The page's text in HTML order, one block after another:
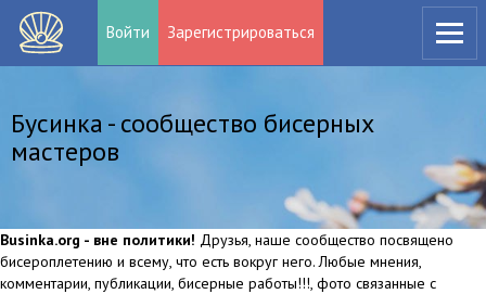
Войти Зарегистрироваться
Бусинка - сообщество бисерных
мастеров
Businka.org - вне политики! Друзья, наше сообщество посвящено
бисероплетению и всему, что есть вокруг него. Любые мнения,
комментарии, публикации, бисерные работы!!!, фото связанные с